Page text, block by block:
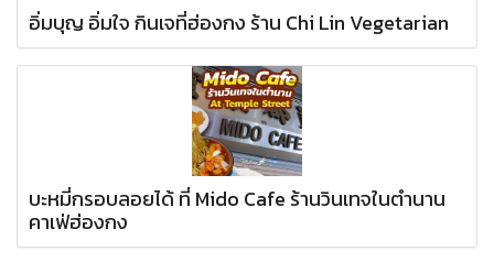
อิ่มบุญ อิ่มใจ กินเจที่ฮ่องกง ร้าน Chi Lin Vegetarian
บะหมี่กรอบลอยได้ ที่ Mido Cafe ร้านวินเทจในตำนาน
คาเฟ่ฮ่องกง